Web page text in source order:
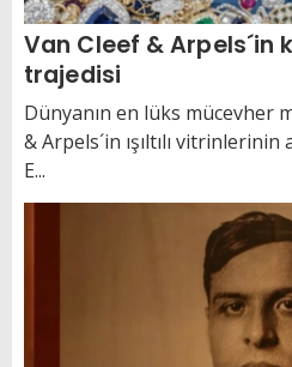
Van Cleef & Arpels´in
trajedisi
Dünyanın en lüks mücevher
& Arpels´in ışıltılı vitrinlerinin
E...